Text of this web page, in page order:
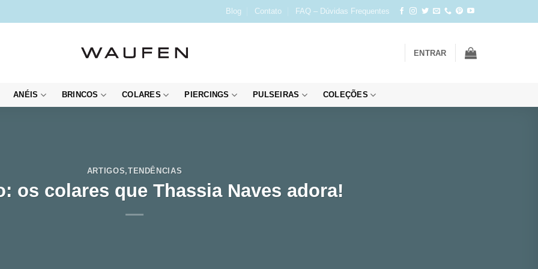
Blog Contato FAQ – Dúvidas Frequentes
ENTRAR
ANÉIS BRINCOS COLARES PIERCINGS PULSEIRAS COLEÇÕES
ARTIGOS,TENDÊNCIAS
os colares que Thassia Naves adora!